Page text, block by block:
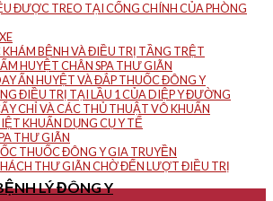
ĐƯỢC TREO TẠI CỔNG CHÍNH CỦA PHÒNG
BỆNH VÀ ĐIỀU TRỊ TẦNG TRỆT
HUYỆT CHÂN SPA THƯ GIÃN
ẤN HUYỆT VÀ ĐẮP THUỐC ĐÔNG Y
ĐIỀU TRỊ TẠI LẦU 1 CỦA DIỆP Y ĐƯỜNG
CHỈ VÀ CÁC THỦ THUẬT VÔ KHUẨN
KHUẨN DỤNG CỤ Y TẾ
THƯ GIÃN
THUỐC ĐÔNG Y GIA TRUYỀN
THƯ GIÃN CHỜ ĐẾN LƯỢT ĐIỀU TRỊ
LÝ ĐÔNG Y